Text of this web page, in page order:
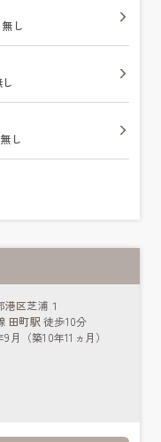
し
し
港区芝浦１
田町駅 徒歩10分
9月（築10年11ヵ月）